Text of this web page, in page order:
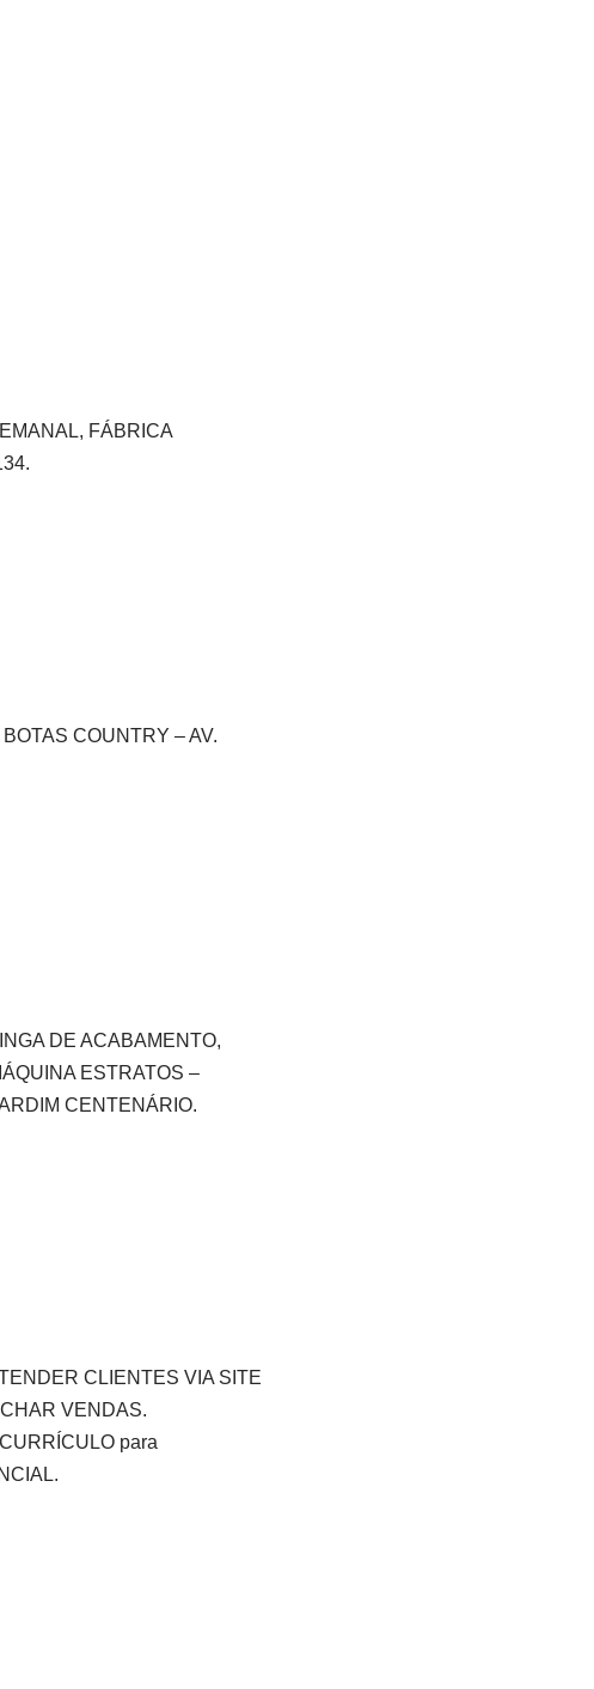
FÁBRICA
COUNTRY – AV.
DE ACABAMENTO,
ESTRATOS –
CENTENÁRIO.
CLIENTES VIA SITE
VENDAS.
para